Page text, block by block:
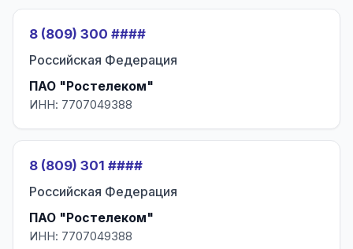
8 (809) 300 ####
Российская Федерация
ПАО "Ростелеком"
ИНН: 7707049388
8 (809) 301 ####
Российская Федерация
ПАО "Ростелеком"
ИНН: 7707049388